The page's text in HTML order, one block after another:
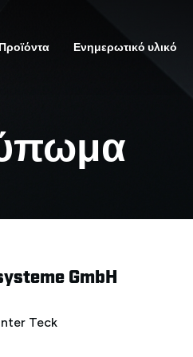
Προϊόντα Ενημερωτικό υλικό
GmbH
Teck